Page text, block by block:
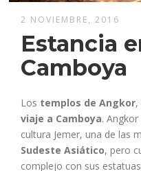
2 NOVIEMBRE, 2016
Estancia
Camboya
Los templos de Angkor,
viaje a Camboya.
cultura Jemer, una de las
Sudeste Asiático, pero
complejo con sus